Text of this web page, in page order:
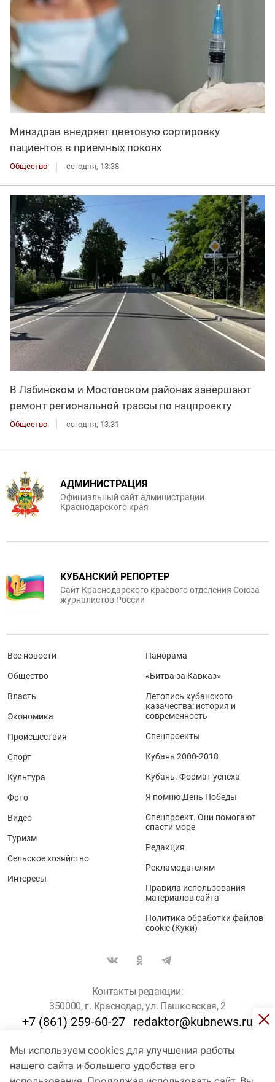
Минздрав внедряет цветовую сортировку
пациентов в приемных покоях
Общество сегодня, 13:38
В Лабинском и Мостовском районах завершают
ремонт региональной трассы по нацпроекту
Общество сегодня, 13:31
Мы используем cookies для улучшения работы
нашего сайта и большего удобства его
АДМИНИСТРАЦИЯ
Официальный сайт администрации
Краснодарского края
КУБАНСКИЙ РЕПОРТЕР
Сайт Краснодарского краевого отделения Союза
журналистов России
Все новости
Общество
Власть
Экономика
Происшествия
Спорт
Культура
Фото
Видео
Туризм
Сельское хозяйство
Интересы
Панорама
«Битва за Кавказ»
Летопись кубанского
казачества: история и
современность
Спецпроекты
Кубань 2000-2018
Кубань. Формат успеха
Я помню День Победы
Спецпроект. Они помогают
спасти море
Редакция
Рекламодателям
Правила использования
материалов сайта
Политика обработки файлов
cookie (Куки)
Контакты редакции:
350000, г. Краснодар, ул. Пашковская, 2
+7 (861) 259-60-27 redaktor@kubnews.ru
Для пользователей старше 16 лет
© Кубанские Новости, 2017